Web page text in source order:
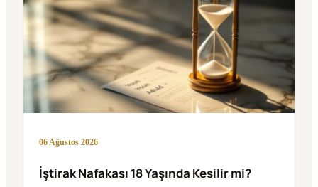
06 Ağustos 2026
İştirak Nafakası 18 Yaşında Kesilir mi?